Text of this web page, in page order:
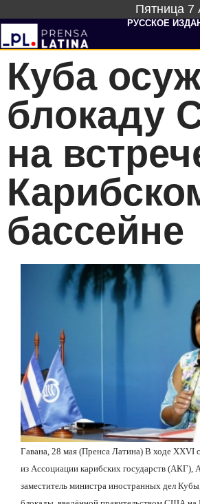
Пятница 7
РУССКОЕ
Куба
блокаду
на
бассейне
Гавана, 28 мая (Пренса Латина) В ходе XXVI
из Ассоциации карибских государств (АКГ),
заместитель министра иностранных дел